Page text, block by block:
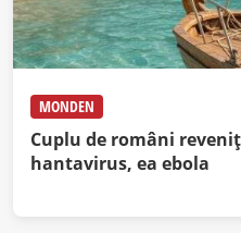
MONDEN
Cuplu de români
hantavirus, ea ebola